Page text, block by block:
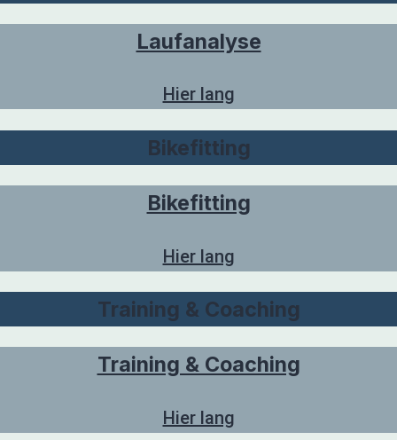
Laufanalyse
Hier lang
Bikefitting
Bikefitting
Hier lang
Training & Coaching
Training & Coaching
Hier lang